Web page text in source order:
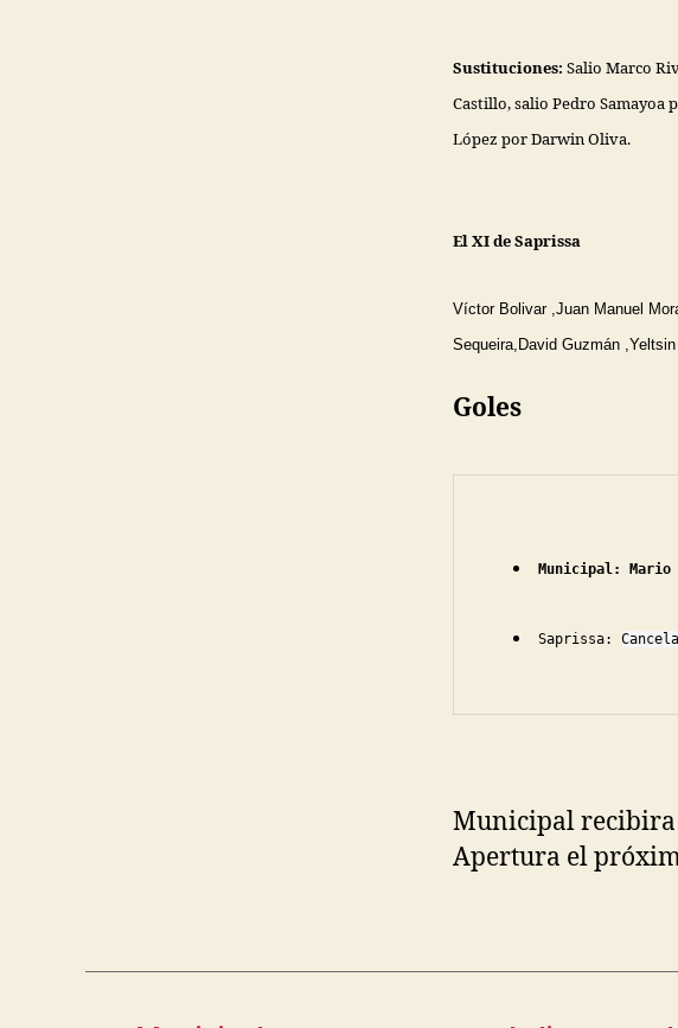
Sustituciones: Salio Marco
Castillo, salio Pedro Samayoa
López por Darwin Oliva.
El XI de Saprissa
Víctor Bolivar ,Juan Manuel
Sequeira ,David Guzmán
Goles
Municipal:
Saprissa:
Municipal recibira
Apertura el